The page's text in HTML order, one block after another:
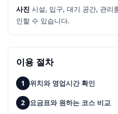
사진 시설, 입구, 대기 공간, 관리
인할 수 있습니다.
이용 절차
1 위치와 영업시간 확인
2 요금표와 원하는 코스 비교